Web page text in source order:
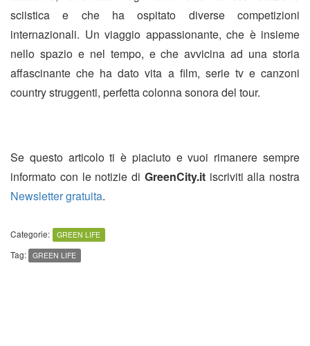
sciistica e che ha ospitato diverse competizioni
internazionali. Un viaggio appassionante, che è insieme
nello spazio e nel tempo, e che avvicina ad una storia
affascinante che ha dato vita a film, serie tv e canzoni
country struggenti, perfetta colonna sonora del tour.
Se questo articolo ti è piaciuto e vuoi rimanere sempre
informato con le notizie di GreenCity.itiscriviti alla nostra
Newsletter gratuita.
Categorie: GREEN LIFE
Tag: GREEN LIFE